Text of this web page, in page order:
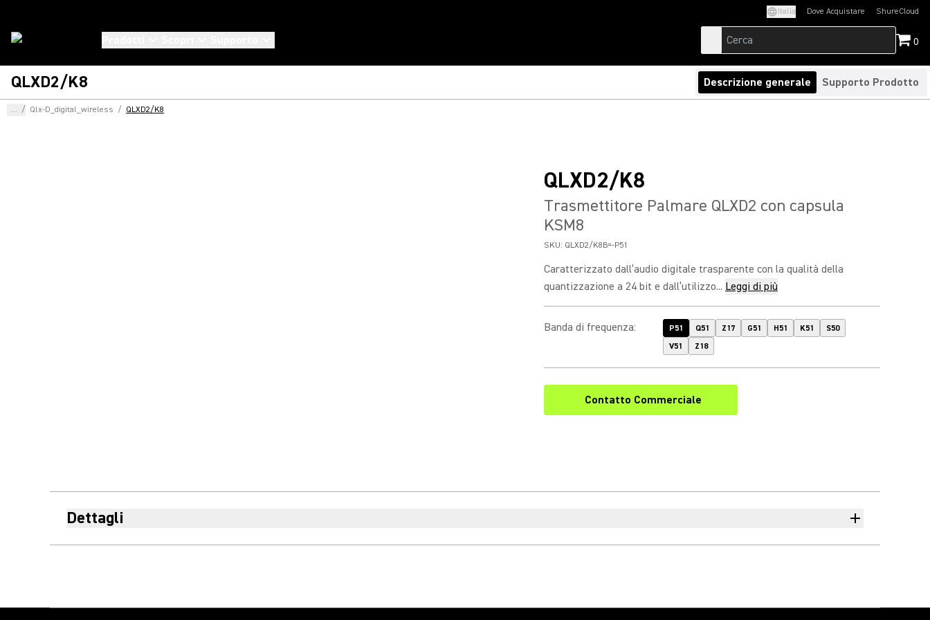
Italia Dove Acquistare ShureCloud
(Opens in a new
0
QLXD2/K8 Descrizione generale Supporto Prodotto
... / Qlx-D_digital_wireless / QLXD2/K8
QLXD2/K8
Trasmettitore Palmare QLXD2 con capsula
KSM8
SKU: QLXD2/K8B=-P51
Caratterizzato dall’audio digitale trasparente con la qualità della
quantizzazione a 24 bit e dall’utilizzo... Leggi di più
Banda di frequenza: P51 Q51 Z17 G51 H51 K51
S50
V51
Z18
Contatto Commerciale
Dettagli